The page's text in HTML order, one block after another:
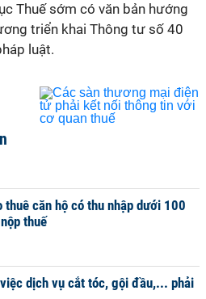
Thuế sớm có văn bản hướng
triển khai Thông tư số 40
luật.
thuê căn hộ có thu nhập dưới 100
thuế
dịch vụ cắt tóc, gội đầu,... phải